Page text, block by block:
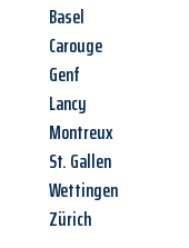
Basel
Carouge
Genf
Lancy
Montreux
St. Gallen
Wettingen
Zürich